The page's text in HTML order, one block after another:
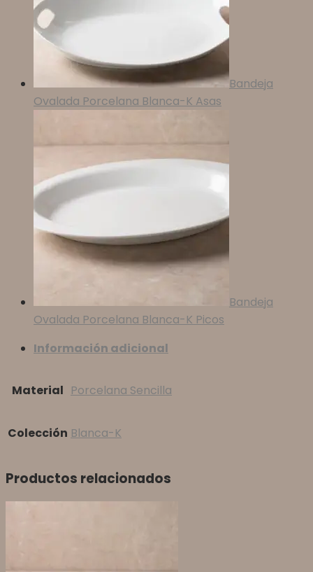
Bandeja
Ovalada Porcelana Blanca-K Asas
Bandeja
Ovalada Porcelana Blanca-K Picos
Información adicional
Material Porcelana Sencilla
Colección Blanca-K
Productos relacionados